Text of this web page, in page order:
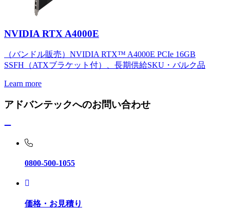
NVIDIA RTX A4000E
（バンドル販売）NVIDIA RTX™ A4000E PCIe 16GB
SSFH（ATXブラケット付）、長期供給SKU・バルク品
Learn more
アドバンテックへのお問い合わせ
0800-500-1055
価格・お見積り